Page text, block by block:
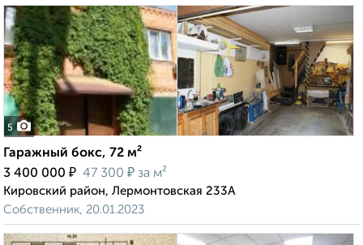
5
Гаражный бокс, 72 м²
3 400 000 ₽ 47 300 ₽ за м²
Кировский район, Лермонтовская 233А
Собственник, 20.01.2023